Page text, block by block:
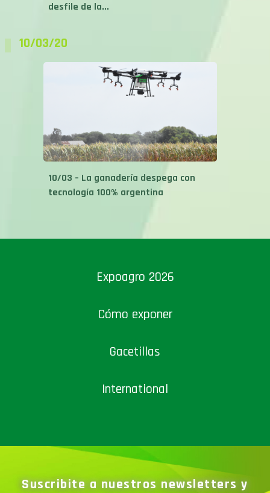
desfile de la...
10/03/20
10/03 – La ganadería despega con
tecnología 100% argentina
Expoagro 2026
Cómo exponer
Gacetillas
International
Suscribite a nuestros newsletters y